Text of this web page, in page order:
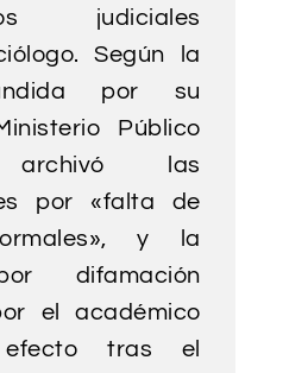
judiciales
Según la
por su
Público
archivó las
por «falta de
y la
difamación
el académico
tras el